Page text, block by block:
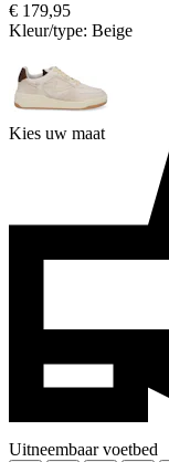
€ 179,95
Kleur/type: Beige
Kies uw maat
Uitneembaar voetbed